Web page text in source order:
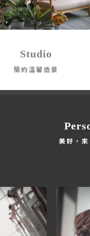
Studio
簡約溫馨造景
美好，